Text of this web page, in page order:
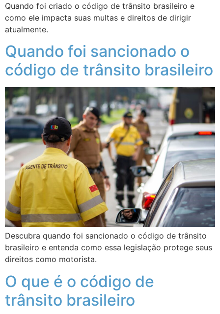
Quando foi criado o código de trânsito brasileiro e
como ele impacta suas multas e direitos de dirigir
atualmente.
Quando foi sancionado o
código de trânsito brasileiro
Descubra quando foi sancionado o código de trânsito
brasileiro e entenda como essa legislação protege seus
direitos como motorista.
O que é o código de
trânsito brasileiro